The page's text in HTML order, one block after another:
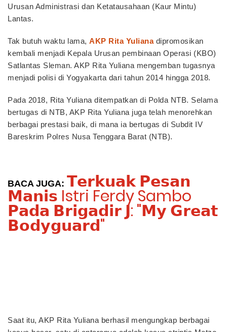
Urusan Administrasi dan Ketatausahaan (Kaur Mintu)
Lantas.
Tak butuh waktu lama, AKP Rita Yulianadipromosikan
kembali menjadi Kepala Urusan pembinaan Operasi (KBO)
Satlantas Sleman. AKP Rita Yuliana mengemban tugasnya
menjadi polisi di Yogyakarta dari tahun 2014 hingga 2018.
Pada 2018, Rita Yuliana ditempatkan di Polda NTB. Selama
bertugas di NTB, AKP Rita Yuliana juga telah menorehkan
berbagai prestasi baik, di mana ia bertugas di Subdit IV
Bareskrim Polres Nusa Tenggara Barat (NTB).
BACA JUGA: 𝗧𝗲𝗿𝗸𝘂𝗮𝗸 𝗣𝗲𝘀𝗮𝗻
𝗠𝗮𝗻𝗶𝘀 Istri Ferdy Sambo
𝗣𝗮𝗱𝗮 𝗕𝗿𝗶𝗴𝗮𝗱𝗶𝗿 𝗝: "𝗠𝘆 𝗚𝗿𝗲𝗮𝘁
𝗕𝗼𝗱𝘆𝗴𝘂𝗮𝗿𝗱"
Saat itu, AKP Rita Yuliana berhasil mengungkap berbagai